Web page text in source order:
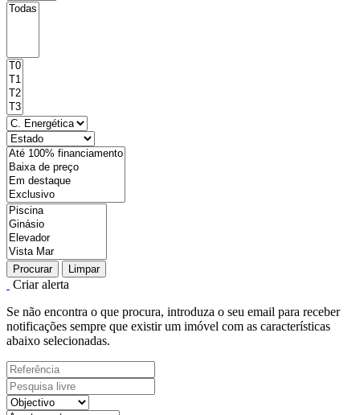
Procurar Limpar
Criar alerta
Se não encontra o que procura, introduza o seu email para receber
notificações sempre que existir um imóvel com as características
abaixo selecionadas.